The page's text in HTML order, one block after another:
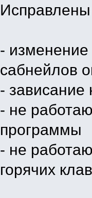
-
сабнейлов
-
- не
программы
- не
горячих